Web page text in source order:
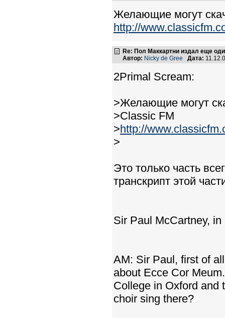
Желающие могут
http://
Re: Пол Маккартни издал еще
Автор: Nicky de Gree Дата:
2Primal Scream:
>Желающие могут
>Classic FM
>http://
>
Это только часть
транскрипт этой
Sir Paul McCartney,
AM: Sir Paul, first of
about Ecce Cor
College in Oxford and
choir sing there?